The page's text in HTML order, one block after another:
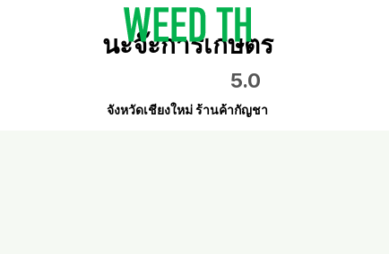
นะจ๊ะการเกษตร
5.0
จังหวัดเชียงใหม่ ร้านค้ากัญชา